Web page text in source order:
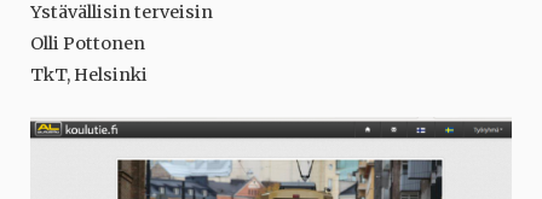
Ystävällisin terveisin
Olli Pottonen
TkT, Helsinki